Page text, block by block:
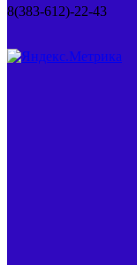
8(383-612)-22-43